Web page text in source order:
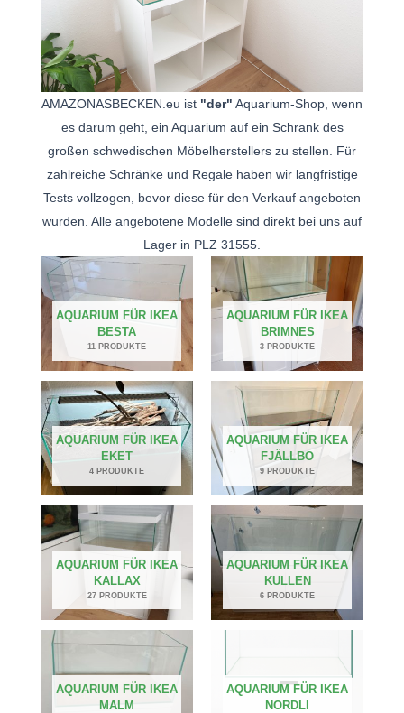
AMAZONASBECKEN.eu ist "der" Aquarium-Shop, wenn
es darum geht, ein Aquarium auf ein Schrank des
großen schwedischen Möbelherstellers zu stellen. Für
zahlreiche Schränke und Regale haben wir langfristige
Tests vollzogen, bevor diese für den Verkauf angeboten
wurden. Alle angebotene Modelle sind direkt bei uns auf
Lager in PLZ 31555.
AQUARIUM FÜR IKEA
BESTA
11 PRODUKTE
AQUARIUM FÜR IKEA
BRIMNES
3 PRODUKTE
AQUARIUM FÜR IKEA
EKET
4 PRODUKTE
AQUARIUM FÜR IKEA
FJÄLLBO
9 PRODUKTE
AQUARIUM FÜR IKEA
KALLAX
27 PRODUKTE
AQUARIUM FÜR IKEA
KULLEN
6 PRODUKTE
AQUARIUM FÜR IKEA
MALM
AQUARIUM FÜR IKEA
NORDLI